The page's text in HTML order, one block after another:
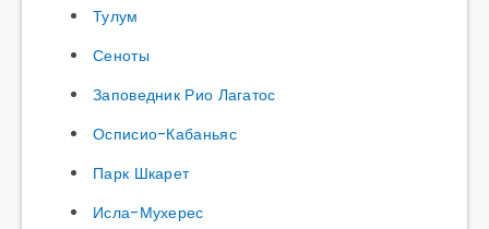
Тулум
Сеноты
Заповедник Рио Лагатос
Осписио-Кабаньяс
Парк Шкарет
Исла-Мухерес